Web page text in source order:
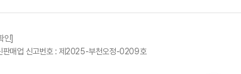
인]
판매업 신고번호 : 제2025-부천오정-0209호